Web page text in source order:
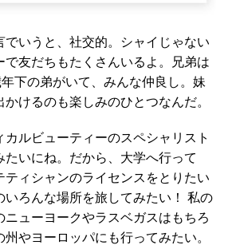
いうと、社交的。シャイじゃない
で友だちもたくさんいるよ。兄弟は
下の弟がいて、みんな仲良し。妹
けるのも楽しみのひとつなんだ。
ルビューティーのスペシャリスト
たいにね。だから、大学へ行って
ティシャンのライセンスをとりたい
いろんな場所を旅してみたい！ 私の
ニューヨークやラスベガスはもちろ
やヨーロッパにも行ってみたい。